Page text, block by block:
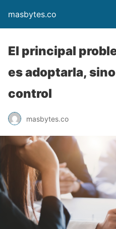
masbytes.co
El principal
es adoptarla,
control
masbytes.co